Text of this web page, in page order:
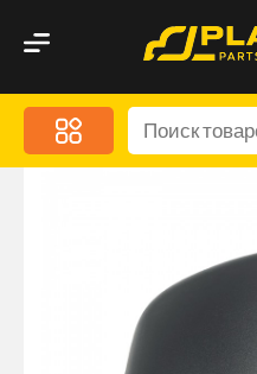
Меню
Акционные
Автохимия и уход
Оптика и